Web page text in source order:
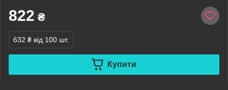
822 ₴
632 ₴ від 100 шт.
Купити